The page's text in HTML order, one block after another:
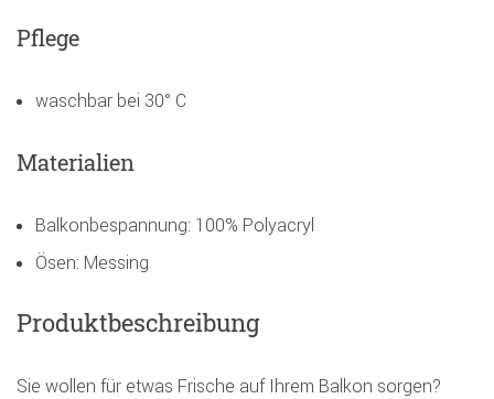
Pflege
waschbar bei 30° C
Materialien
Balkonbespannung: 100% Polyacryl
Ösen: Messing
Produktbeschreibung
Sie wollen für etwas Frische auf Ihrem Balkon sorgen?